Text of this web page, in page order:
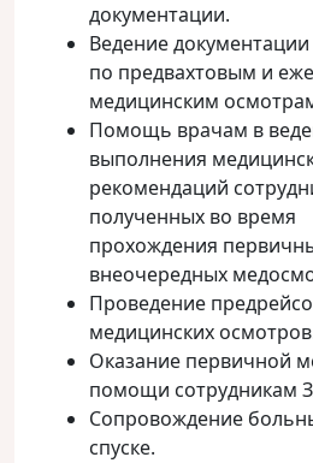
документации.
Ведение документации
по предвахтовым и
медицинским
Помощь врачам в
выполнения
рекомендаций
полученных во время
прохождения
внеочередных
Проведение
медицинских
Оказание первичной
помощи сотрудникам
Сопровождение
спуске.